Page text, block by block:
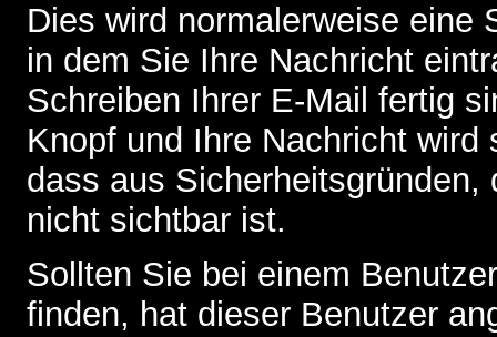
Dies wird normalerweise eine
in dem Sie Ihre Nachricht
Schreiben Ihrer E-Mail fertig
Knopf und Ihre Nachricht
dass aus
nicht sichtbar ist.
Sollten Sie bei einem
finden, hat dieser Benutzer